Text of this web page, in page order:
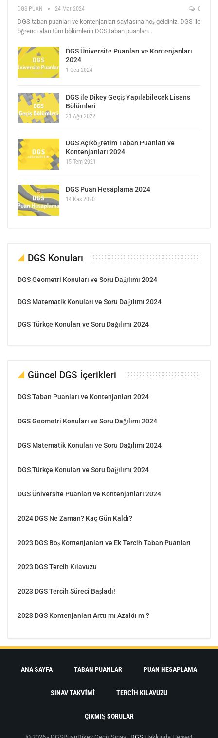
DGS PUAN 24 Mar 2024 0
DGS taban puanları ve kontenjanları sayfasına hoş geldiniz. DGS ile
öğrenci alan tüm bölümlerin DGS taban puanları…
DGS Üniversite Puanları ve Kontenjanları
2024
1 Oca 2024
DGS ile Dikey Geçiş Yapılabilecek Lisans
Bölümleri
21 Ağu 2022
DGS Açıköğretim Taban Puanları ve
Kontenjanları 2024
15 Tem 2021
DGS Puan Hesaplama 2024
14 Kas 2020
DGS Konuları
DGS Geometri Konuları ve Soru Dağılımı 2024
DGS Matematik Konuları ve Soru Dağılımı 2024
DGS Türkçe Konuları ve Soru Dağılımı 2024
Güncel DGS İçerikleri
DGS Taban Puanları ve Kontenjanları 2024
DGS Geometri Konuları ve Soru Dağılımı 2024
DGS Matematik Konuları ve Soru Dağılımı 2024
DGS Türkçe Konuları ve Soru Dağılımı 2024
DGS Üniversite Puanları ve Kontenjanları 2024
2024 DGS Ne Zaman? Kaç Gün Kaldı?
2023 DGS Boş Kontenjanları ve Ek Tercih Taban Puanları
2023 DGS Tercih Kılavuzu
2023 DGS Tercih Süreci Başladı!
2023 DGS Kontenjanları Arttı mı Azaldı mı?
ANA SAYFA TABAN PUANLAR PUAN HESAPLAMA
SINAV TAKVIMI TERCIH KILAVUZU
ÇIKMIŞ SORULAR